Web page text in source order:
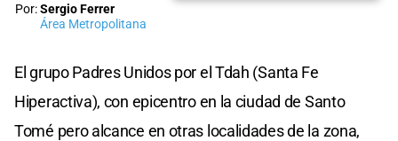
Por:Sergio Ferrer
Área Metropolitana
El grupo Padres Unidos por el Tdah (Santa Fe
Hiperactiva), con epicentro en la ciudad de Santo
Tomé pero alcance en otras localidades de la zona,